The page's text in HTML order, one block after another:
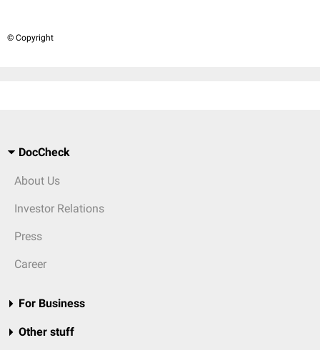
© Copyright
DocCheck
About Us
Investor Relations
Press
Career
For Business
Other stuff